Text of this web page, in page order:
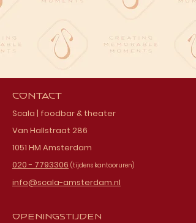
Contact
Scala | foodbar & theater
Van Hallstraat 286
1051 HM Amsterdam
020 - 7793306 (tijdens kantooruren)
info@scala-amsterdam.nl
Openingstijden